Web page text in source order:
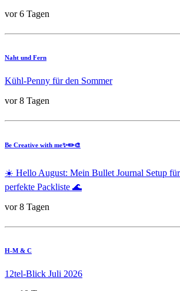
vor 6 Tagen
Naht und Fern
Kühl-Penny für den Sommer
vor 8 Tagen
Be Creative with me✨✏️🎨
☀️ Hello August: Mein Bullet Journal Setup
perfekte Packliste 🌊
vor 8 Tagen
H-M & C
12tel-Blick Juli 2026